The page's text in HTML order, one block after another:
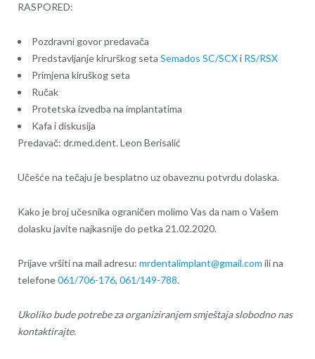
RASPORED:
Pozdravni govor predavača
Predstavljanje kirurškog seta Semados SC/SCXi RS/RSX
Primjena kiruškog seta
Ručak
Protetska izvedba na implantatima
Kafa i diskusija
Predavač: dr.med.dent. Leon Berisalić
Učešće na tečaju je besplatno uz obaveznu potvrdu dolaska.
Kako je broj učesnika ograničen molimo Vas da nam o Vašem
dolasku javite najkasnije do petka 21.02.2020.
Prijave vršiti na mail adresu: mrdentalimplant@gmail.com ili na
telefone061/706-176, 061/149-788.
Ukoliko bude potrebe za organiziranjem smještaja slobodno nas
kontaktirajte.